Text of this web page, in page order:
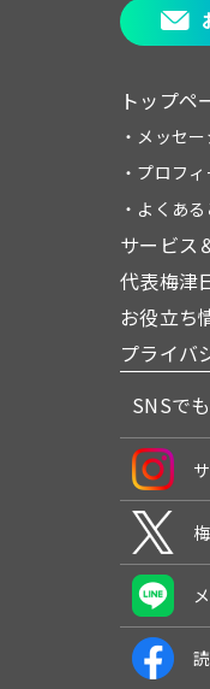
トップペ
・メッセ
・プロフ
・よくあ
サービス
代表梅津
お役立ち
プライバ
SNSで